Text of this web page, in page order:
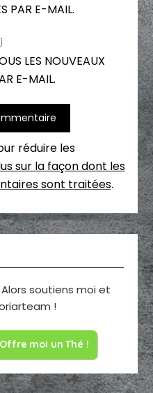
PAR E-MAIL.
LES NOUVEAUX
E-MAIL.
réduire les
sur la façon dont les
sont traitées.
soutiens moi et
!
Offre moi un Thé !